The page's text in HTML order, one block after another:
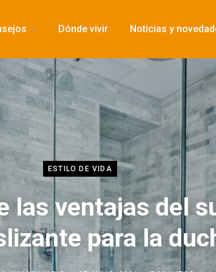
Dónde vivir Noticias y
ESTILO DE VIDA
las ventajas del
para la